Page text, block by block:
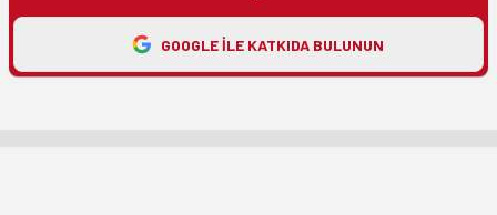
GOOGLE ILE KATKIDA BULUNUN